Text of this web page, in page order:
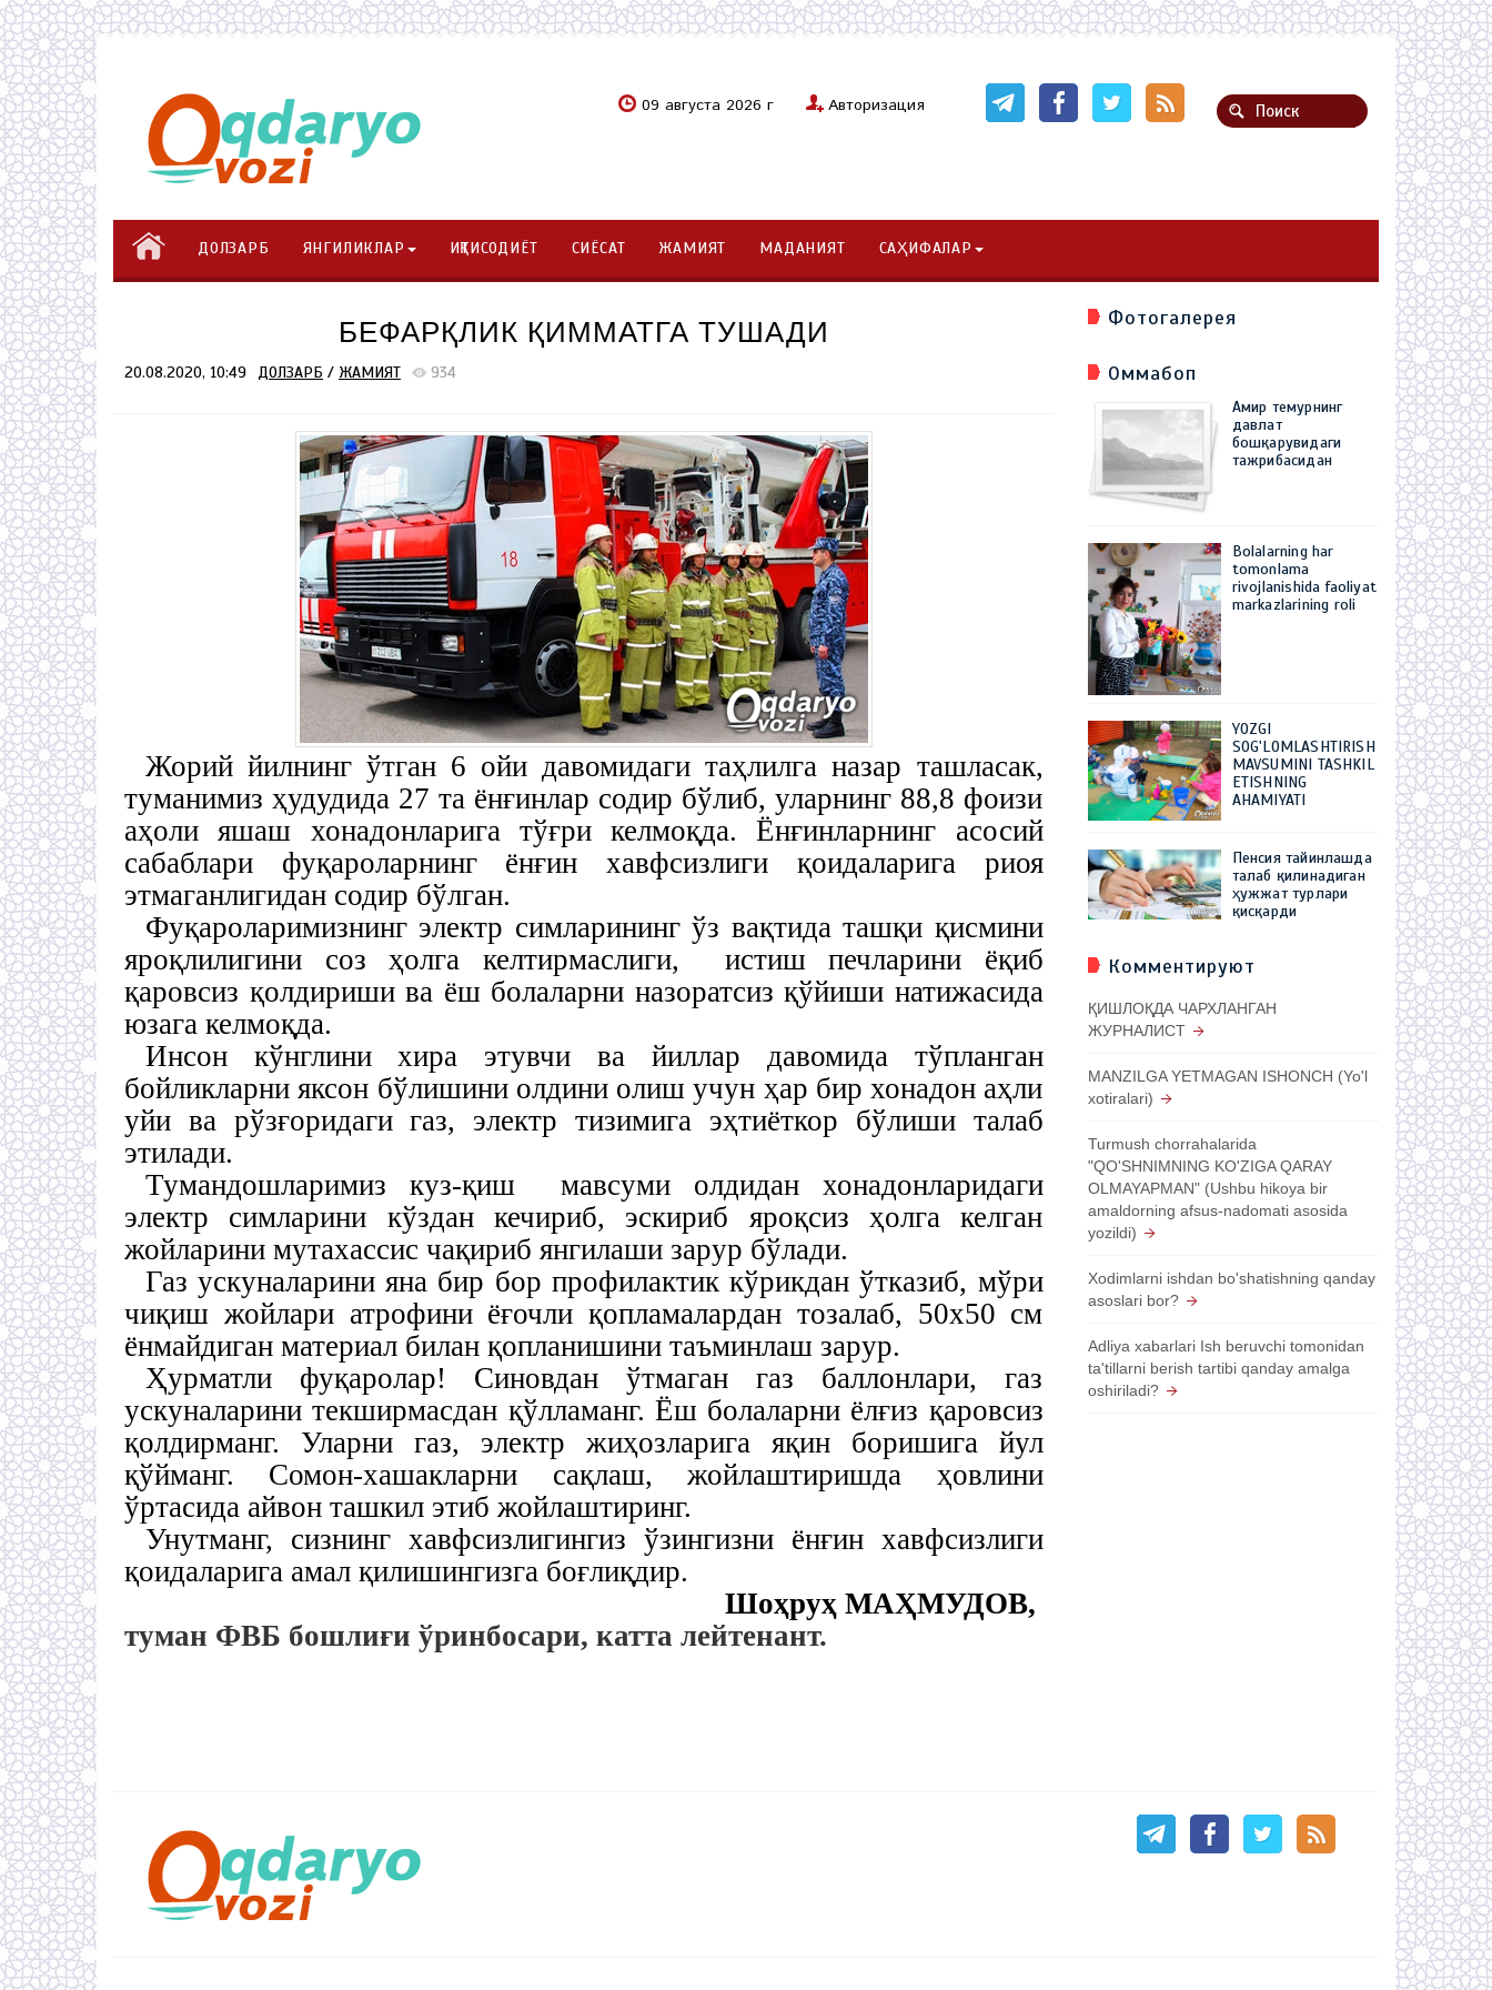
09 августа 2026 г Авторизация
ДОЛЗАРБ ЯНГИЛИКЛАР ИҚТИСОДИЁТ СИЁСАТ ЖАМИЯТ МАДАНИЯТ САҲИФАЛАР
БЕФАРҚЛИК ҚИММАТГА ТУШАДИ
20.08.2020, 10:49 ДОЛЗАРБ / ЖАМИЯТ 934
Жорий йилнинг ўтган 6 ойи давомидаги таҳлилга назар ташласак,
туманимиз ҳудудида 27 та ёнғинлар содир бўлиб, уларнинг 88,8 фоизи
аҳоли яшаш хонадонларига тўғри келмоқда. Ёнғинларнинг асосий
сабаблари фуқароларнинг ёнғин хавфсизлиги қоидаларига риоя
этмаганлигидан содир бўлган.
Фуқароларимизнинг электр симларининг ўз вақтида ташқи қисмини
яроқлилигини соз ҳолга келтирмаслиги, истиш печларини ёқиб
қаровсиз қолдириши ва ёш болаларни назоратсиз қўйиши натижасида
юзага келмоқда.
Инсон кўнглини хира этувчи ва йиллар давомида тўпланган
бойликларни яксон бўлишини олдини олиш учун ҳар бир хонадон аҳли
уйи ва рўзғоридаги газ, электр тизимига эҳтиёткор бўлиши талаб
этилади.
Тумандошларимиз куз-қиш мавсуми олдидан хонадонларидаги
электр симларини кўздан кечириб, эскириб яроқсиз ҳолга келган
жойларини мутахассис чақириб янгилаши зарур бўлади.
Газ ускуналарини яна бир бор профилактик кўрикдан ўтказиб, мўри
чиқиш жойлари атрофини ёғочли қопламалардан тозалаб, 50х50 см
ёнмайдиган материал билан қопланишини таъминлаш зарур.
Ҳурматли фуқаролар! Синовдан ўтмаган газ баллонлари, газ
ускуналарини текширмасдан қўлламанг. Ёш болаларни ёлғиз қаровсиз
қолдирманг. Уларни газ, электр жиҳозларига яқин боришига йул
қўйманг. Сомон-хашакларни сақлаш, жойлаштиришда ҳовлини
ўртасида айвон ташкил этиб жойлаштиринг.
Унутманг, сизнинг хавфсизлигингиз ўзингизни ёнғин хавфсизлиги
қоидаларига амал қилишингизга боғлиқдир.
Шоҳруҳ МАҲМУДОВ,
туман ФВБ бошлиғи ўринбосари, катта лейтенант.
Фотогалерея
Оммабоп
Амир темурнинг
давлат
бошқарувидаги
тажрибасидан
Bolalarning har
tomonlama
rivojlanishida faoliyat
markazlarining roli
YOZGI
SOG'LOMLASHTIRISH
MAVSUMINI TASHKIL
ETISHNING
AHAMIYATI
Пенсия тайинлашда
талаб қилинадиган
ҳужжат турлари
қисқарди
Комментируют
ҚИШЛОҚДА ЧАРХЛАНГАН
ЖУРНАЛИСТ
MANZILGA YETMAGAN ISHONCH (Yo'l
xotiralari)
Turmush chorrahalarida
"QO'SHNIMNING KO'ZIGA QARAY
OLMAYAPMAN" (Ushbu hikoya bir
amaldorning afsus-nadomati asosida
yozildi)
Xodimlarni ishdan bo'shatishning qanday
asoslari bor?
Adliya xabarlari Ish beruvchi tomonidan
ta'tillarni berish tartibi qanday amalga
oshiriladi?